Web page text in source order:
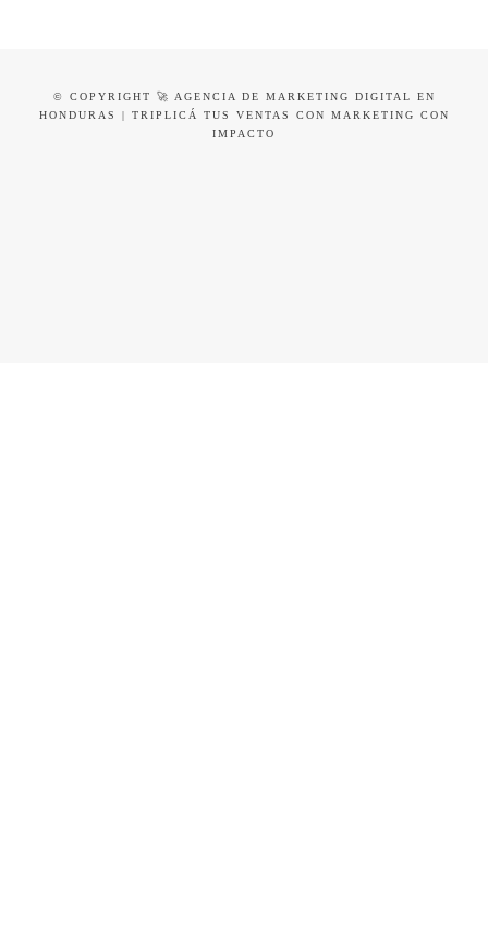
© COPYRIGHT 🚀 AGENCIA DE MARKETING DIGITAL EN
HONDURAS | TRIPLICÁ TUS VENTAS CON MARKETING CON
IMPACTO